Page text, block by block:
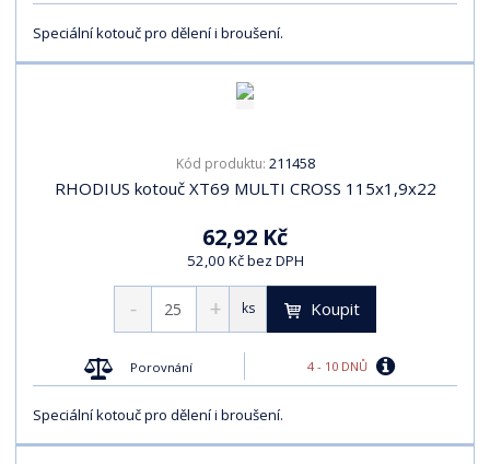
Speciální kotouč pro dělení i broušení.
Kód produktu: 211458
RHODIUS kotouč XT69 MULTI CROSS 115x1,9x22
62,92 Kč
52,00 Kč bez DPH
ks Koupit
Porovnání 4 - 10 DNŮ
Speciální kotouč pro dělení i broušení.